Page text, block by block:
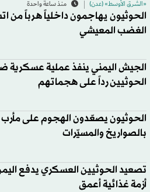
«الشرق الأوسط» (عدن) منذ ساعة واحدة
الحوثيون يهاجمون داخلياً هرباً من
الغضب المعيشي
الجيش اليمني ينفذ عملية عسكرية
الحوثيين رداً على هجماتهم
الحوثيون يصعّدون الهجوم على مأرب
بالصواريخ والمسيّرات
تصعيد الحوثيين العسكري يدفع
أزمة غذائية أعمق